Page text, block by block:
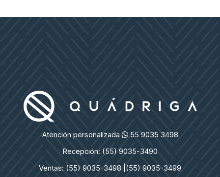
Atención personalizada
55 9035 3498
Recepción: (55) 9035-3490
Ventas: (55) 9035-3498 |(55) 9035-3499